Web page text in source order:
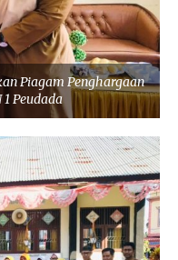
Piagam Penghargaan
1 Peudada